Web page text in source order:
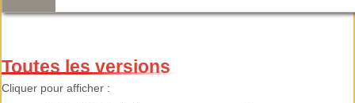
Toutes les versions
Cliquer pour afficher :